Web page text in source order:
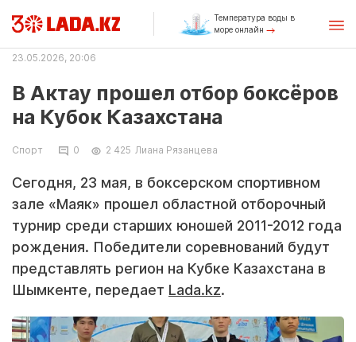
Температура воды в
море онлайн
23.05.2026, 20:06
В Актау прошел отбор боксёров
на Кубок Казахстана
Спорт 0 2 425 Лиана Рязанцева
Сегодня, 23 мая, в боксерском спортивном
зале «Маяк» прошел областной отборочный
турнир среди старших юношей 2011-2012 года
рождения. Победители соревнований будут
представлять регион на Кубке Казахстана в
Шымкенте, передает Lada.kz.